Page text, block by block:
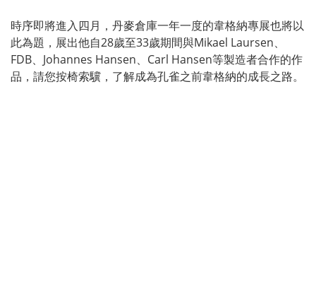
時序即將進入四月，丹麥倉庫一年一度的韋格納專展也將以
此為題，展出他自28歲至33歲期間與Mikael Laursen、
FDB、Johannes Hansen、Carl Hansen等製造者合作的作
品，請您按椅索驥，了解成為孔雀之前韋格納的成長之路。